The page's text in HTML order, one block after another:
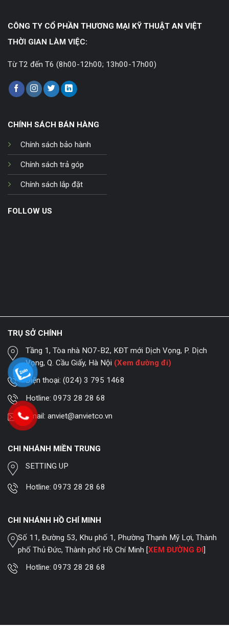
CÔNG TY CỔ PHẦN THƯƠNG MẠI KỸ THUẬT AN VIỆT
THỜI GIAN LÀM VIỆC:
Từ T2 đến T6 (8h00-12h00; 13h00-17h00)
CHÍNH SÁCH BÁN HÀNG
Chính sách bảo hành
Chính sách trả góp
Chính sách lắp đặt
FOLLOW US
TRỤ SỞ CHÍNH
Tầng 1, Tòa nhà NO7-B2, KĐT mới Dịch Vọng, P. Dịch
Vọng, Q. Cầu Giấy, Hà Nội (Xem đường đi)
Điện thoại:(024) 3 795 1468
Hotline:0973 28 28 68
Email:anviet@anvietco.vn
CHI NHÁNH MIỀN TRUNG
SETTING UP
Hotline:0973 28 28 68
CHI NHÁNH HỒ CHÍ MINH
Số 11, Đường 53, Khu phố 1, Phường Thạnh Mỹ Lợi, Thành
phố Thủ Đức, Thành phố Hồ Chí Minh [XEM ĐƯỜNG ĐI]
Hotline:0973 28 28 68